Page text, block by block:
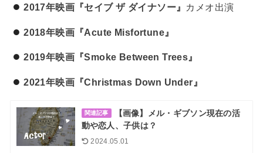
2017年映画『セイブ ザ ダイナソー』 カメオ出演
2018年映画『Acute Misfortune』
2019年映画『Smoke Between Trees』
2021年映画『Christmas Down Under』
関連記事
【画像】メル・ギブソン現在の活
動や恋人、子供は？
2024.05.01